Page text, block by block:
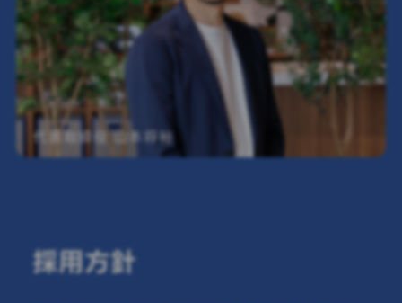
代表取締役 山本将裕
採用方針